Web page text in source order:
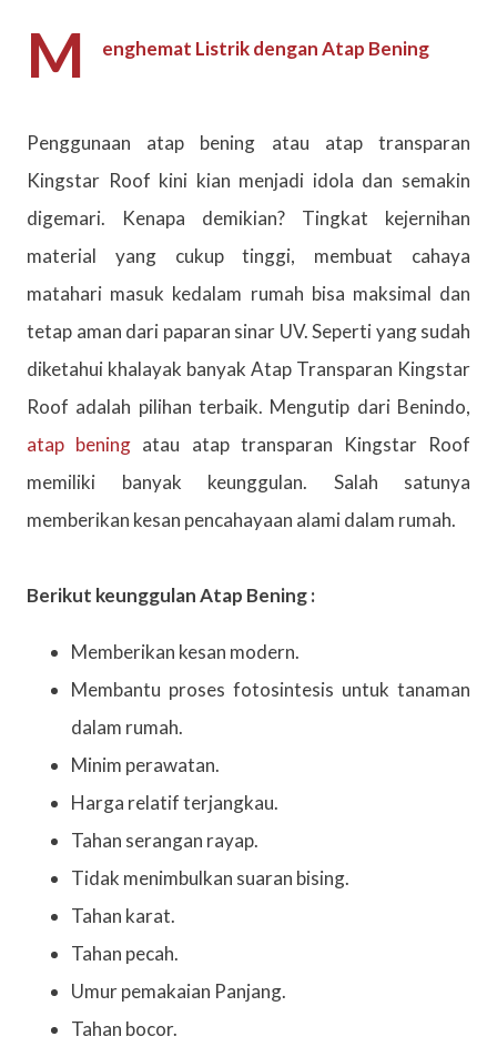
M enghemat Listrik dengan Atap Bening
Penggunaan atap bening atau atap transparan
Kingstar Roof kini kian menjadi idola dan semakin
digemari. Kenapa demikian? Tingkat kejernihan
material yang cukup tinggi, membuat cahaya
matahari masuk kedalam rumah bisa maksimal dan
tetap aman dari paparan sinar UV. Seperti yang sudah
diketahui khalayak banyak Atap Transparan Kingstar
Roof adalah pilihan terbaik. Mengutip dari Benindo,
atap bening atau atap transparan Kingstar Roof
memiliki banyak keunggulan. Salah satunya
memberikan kesan pencahayaan alami dalam rumah.
Berikut keunggulan Atap Bening :
Memberikan kesan modern.
Membantu proses fotosintesis untuk tanaman
dalam rumah.
Minim perawatan.
Harga relatif terjangkau.
Tahan serangan rayap.
Tidak menimbulkan suaran bising.
Tahan karat.
Tahan pecah.
Umur pemakaian Panjang.
Tahan bocor.